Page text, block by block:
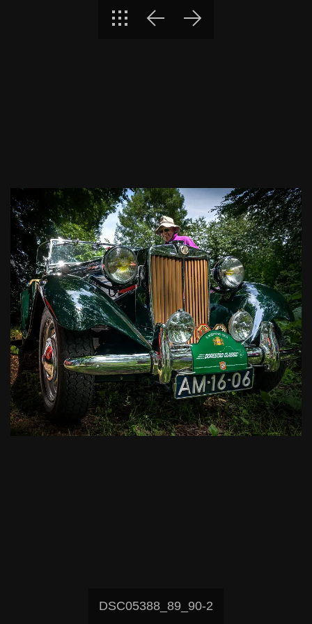
DSC05388_89_90-2